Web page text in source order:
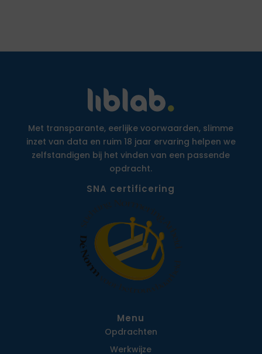
Met transparante, eerlijke voorwaarden, slimme
inzet van data en ruim 18 jaar ervaring helpen we
zelfstandigen bij het vinden van een passende
opdracht.
SNA certificering
Menu
Opdrachten
Werkwijze